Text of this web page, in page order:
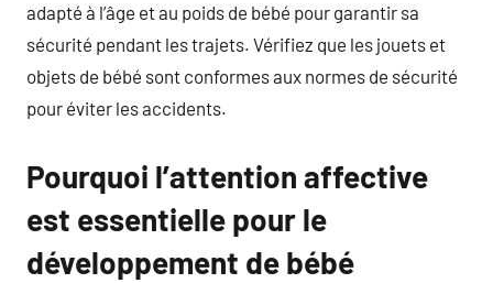
adapté à l’âge et au poids de bébé pour garantir sa
sécurité pendant les trajets. Vérifiez que les jouets et
objets de bébé sont conformes aux normes de sécurité
pour éviter les accidents.
Pourquoi l’attention affective
est essentielle pour le
développement de bébé